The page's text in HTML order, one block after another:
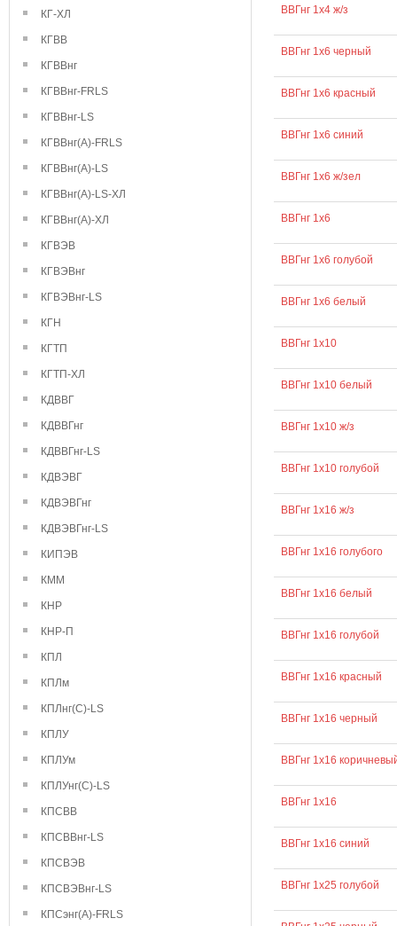
КГ-ХЛ
КГВВ
КГВВнг
КГВВнг-FRLS
КГВВнг-LS
КГВВнг(А)-FRLS
КГВВнг(А)-LS
КГВВнг(А)-LS-ХЛ
КГВВнг(А)-ХЛ
КГВЭВ
КГВЭВнг
КГВЭВнг-LS
КГН
КГТП
КГТП-ХЛ
КДВВГ
КДВВГнг
КДВВГнг-LS
КДВЭВГ
КДВЭВГнг
КДВЭВГнг-LS
КИПЭВ
КММ
КНР
КНР-П
КПЛ
КПЛм
КПЛнг(С)-LS
КПЛУ
КПЛУм
КПЛУнг(С)-LS
КПСВВ
КПСВВнг-LS
КПСВЭВ
КПСВЭВнг-LS
КПСэнг(А)-FRLS
ВВГнг 1х4 ж/з
ВВГнг 1х6 черный
ВВГнг 1х6 красный
ВВГнг 1х6 синий
ВВГнг 1х6 ж/зел
ВВГнг 1х6
ВВГнг 1х6 голубой
ВВГнг 1х6 белый
ВВГнг 1х10
ВВГнг 1х10 белый
ВВГнг 1х10 ж/з
ВВГнг 1х10 голубой
ВВГнг 1х16 ж/з
ВВГнг 1х16 голубого
ВВГнг 1х16 белый
ВВГнг 1х16 голубой
ВВГнг 1х16 красный
ВВГнг 1х16 черный
ВВГнг 1х16
ВВГнг 1х16
ВВГнг 1х16 синий
ВВГнг 1х25 голубой